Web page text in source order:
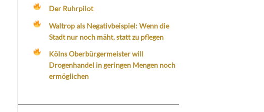
Der Ruhrpilot
Waltrop als Negativbeispiel: Wenn die
Stadt nur noch mäht, statt zu pflegen
Kölns Oberbürgermeister will
Drogenhandel in geringen Mengen noch
ermöglichen